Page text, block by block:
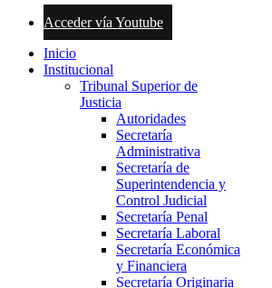
Acceder vía Youtube
Inicio
Institucional
Tribunal Superior de
Justicia
Autoridades
Secretaría
Administrativa
Secretaría de
Superintendencia y
Control Judicial
Secretaría Penal
Secretaría Laboral
Secretaría Económica
y Financiera
Secretaría Originaria